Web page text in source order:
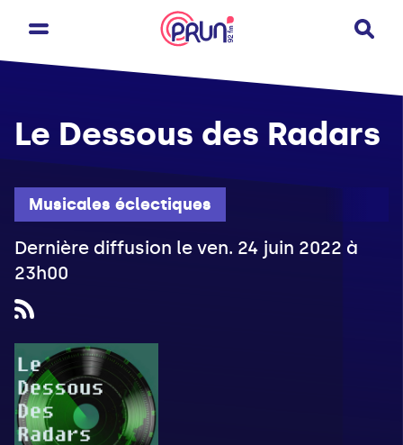
Musicales éclectiques
Le Dessous des Radars
Dernière diffusion le ven. 24 juin 2022 à
23h00